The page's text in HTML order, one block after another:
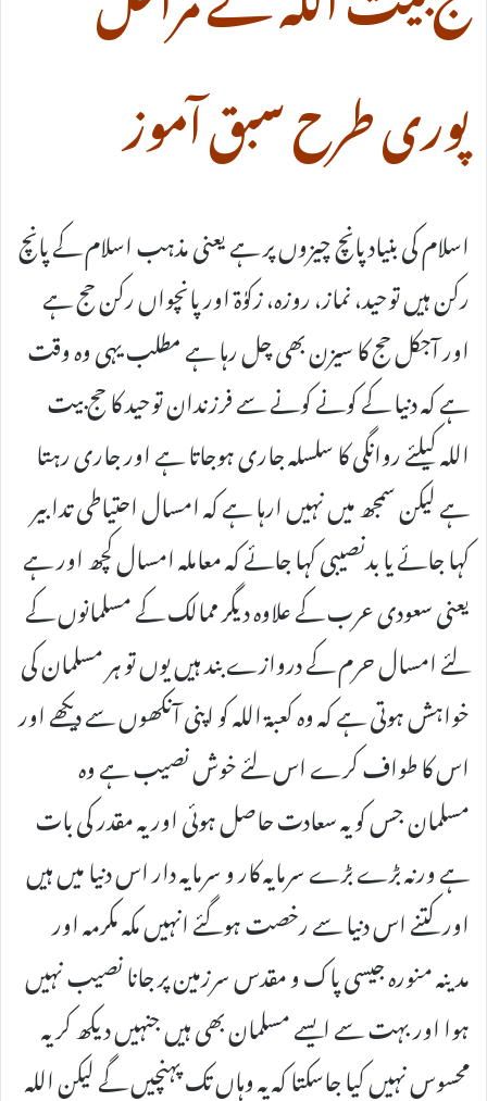
پوری طرح سبق آموز
اسلام کی بنیاد پانچ چیزوں پر ہے یعنی مذہب اسلام کے پانچ
رکن ہیں توحید، نماز، روزہ، زکوٰۃ اور پانچواں رکن حج ہے
اور آجکل حج کا سیزن بھی چل رہا ہے مطلب یہی وہ وقت
ہے کہ دنیا کے کونے کونے سے فرزندان توحید کا حج بیت
اللہ کیلئے روانگی کا سلسلہ جاری ہوجاتا ہے اور جاری رہتا
ہے لیکن سمجھ میں نہیں ارہا ہے کہ امسال احتیاطی تدابیر
کہا جائے یا بدنصیبی کہا جائے کہ معاملہ امسال کچھ اور ہے
یعنی سعودی عرب کے علاوہ دیگر ممالک کے مسلمانوں کے
لئے امسال حرم کے دروازے بند ہیں یوں تو ہر مسلمان کی
خواہش ہوتی ہے کہ وہ کعبۃ اللہ کو اپنی آنکھوں سے دیکھے اور
اس کا طواف کرے اس لئے خوش نصیب ہے وہ
مسلمان جس کو یہ سعادت حاصل ہوئی اور یہ مقدر کی بات
ہے ورنہ بڑے بڑے سرمایہ کار و سرمایہ دار اس دنیا میں ہیں
اور کتنے اس دنیا سے رخصت ہوگئے انہیں مکہ مکرمہ اور
مدینہ منورہ جیسی پاک و مقدس سرزمین پر جانا نصیب نہیں
ہوا اور بہت سے ایسے مسلمان بھی ہیں جنہیں دیکھ کر یہ
محسوس نہیں کیا جاسکتا کہ یہ وہاں تک پہنچیں گے لیکن اللہ